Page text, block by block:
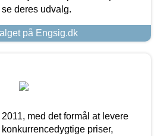
deres udvalg.
på Engsig.dk
med det formål at levere
priser,